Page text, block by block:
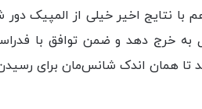
با نتایج اخیر خیلی از المپیک
به خرج دهد و ضمن توافق با
کند تا همان اندک شانس‌مان برای